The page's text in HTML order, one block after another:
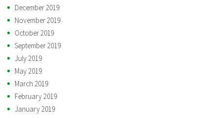
December 2019
November 2019
October 2019
September 2019
July 2019
May 2019
March 2019
February 2019
January 2019